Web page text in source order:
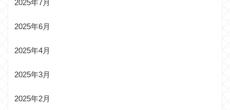
2025年7月
2025年6月
2025年4月
2025年3月
2025年2月